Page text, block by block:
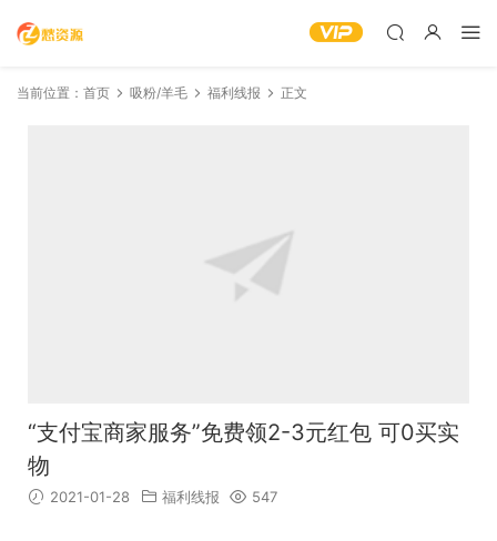
当前位置： 首页 吸粉/羊毛 福利线报 正文
“支付宝商家服务”免费领2-3元红包 可0买实
物
2021-01-28 福利线报 547